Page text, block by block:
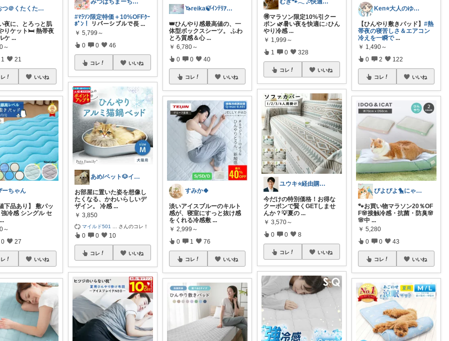
おつ＠くたくたのゆる健康
夜に、とろっと肌
りケット🛏️ 熱帯夜
ケ ...
～
1 21
いいね
ーちゃん
下品あり】 敷パッ
強冷感 シングル セ
...
～
0 27
いいね
みつばちまーちᵀᴴᴬᴺᴷ ᵞᴼᵁ ◡̈*
#ﾏﾗｿﾝ限定特価＋10%OFFｸｰ
ﾎﾟﾝ！
リバーシブルで長 ...
￥ 5,799～
0 0 46
コレ いいね
あめ/ペット🐶インテリア🪑
お部屋に置いた姿を想像し
たくなる、かわいらしいデ
ザイン。 冷感 ...
￥ 3,850
マイルド501 さんのコレ！
0 0 10
コレ いいね
🦄reika🍃ｲﾝﾃﾘｱ🕊感謝💐
👑ひんやり感最高値の、一
体型ボックスシーツ。 ふわ
とろ質感＆心 ...
￥ 6,780～
0 0 40
コレ いいね
すみか🍀
淡いアイスブルーのキルト
感が、寝室にすっと抜け感
をくれる冷感敷 ...
￥ 2,999～
0 1 76
コレ いいね
むぎ🐾‪𓂃 𓈒𓏸快適な寝具紹介
🉐マラソン限定10%引クー
ポン 🌿暑い夜を快適に♪ひん
やり冷感 ...
￥ 1,999～
1 0 328
コレ いいね
ユウキ⭐️経由購入感謝です！
今だけの特別価格！お得な
クーポンで賢くGETしませ
んか？💡夏の ...
￥ 3,570～
0 0 8
コレ いいね
Ken⭐️大人のゆったりデジタル暮らし
【ひんやり敷きパッド】#熱
帯夜の寝苦しさ＆エアコン
冷えを一瞬で ...
￥ 1,490～
0 2 122
コレ いいね
ぴよぴよ🐤にゃんにゃん🐾カニ金魚
🐾お買い物マラソン20％OF
F🌸接触冷感・抗菌・防臭🌸
🌸中 ...
￥ 5,280
0 0 43
コレ いいね